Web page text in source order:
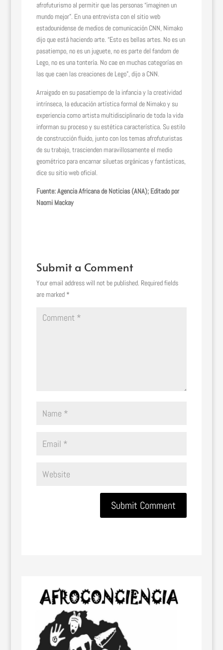
afrofuturismo al permitir que las personas “imaginen un
mundo mejor”. En una entrevista con el sitio web
estadounidense de medios de comunicación CNN, Nimako
dijo que está haciendo arte. “Esto es bellas artes. No es un
pasatiempo, no es un juguete, no es parte del fandom de
Lego, no es una tontería. No cae en muchas categorías en
las que caen las creaciones de Lego”, dijo a CNN.
Arraigado en su pasatiempo de la infancia y la creatividad
intrínseca, la educación artística formal de Nimako y su
experiencia como artista multidisciplinario de toda la vida
informan su proceso y su estética característica. Su estilo
de construcción fluido, junto con los temas afrofuturistas
de su trabajo, trascienden maravillosamente el medio
geométrico para encarnar siluetas orgánicas y fantásticas,
dice su sitio web oficial.
Fuente: Agencia Africana de Noticias (ANA); Editado por
Naomi Mackay
Submit a Comment
Your email address will not be published. Required fields
are marked *